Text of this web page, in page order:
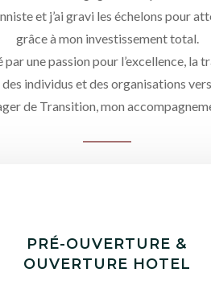
et j’ai gravi les échelons pour
grâce à mon investissement total.
une passion pour l’excellence, la
des individus et des organisations
de Transition, mon
PRÉ-OUVERTURE &
OUVERTURE HOTEL